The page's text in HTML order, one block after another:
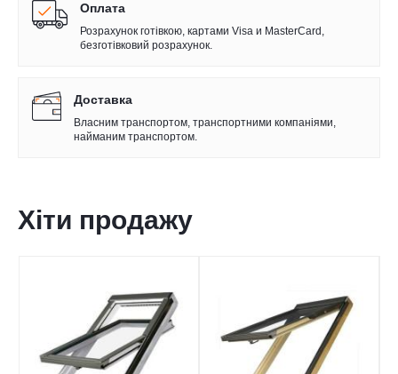
Оплата
Розрахунок готівкою, картами Visa и MasterCard,
безготівковий розрахунок.
Доставка
Власним транспортом, транспортними компаніями,
найманим транспортом.
Хіти продажу